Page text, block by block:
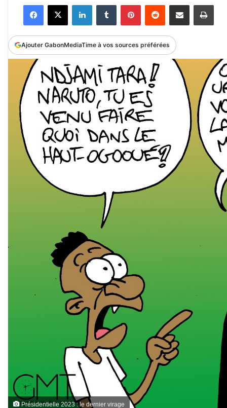
X
courriel
FacebookX LinkedinTumblr PinterestReddit Partager par email
Ajouter GabonMediaTime à vos sources préférées
Présidentielle 2023 : le dernier virage